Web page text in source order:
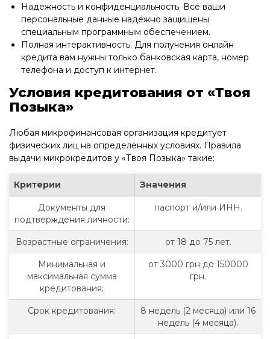
Надежность и конфиденциальность. Все ваши
персональные данные надёжно защищены
специальным программным обеспечением.
Полная интерактивность. Для получения онлайн
кредита вам нужны только банковская карта, номер
телефона и доступ к интернет.
Условия кредитования от «Твоя
Позыка»
Любая микрофинансовая организация кредитует
физических лиц на определённых условиях. Правила
выдачи микрокредитов у «Твоя Позыка» такие:
Критерии Значения
Документы для
подтверждения личности:
паспорт и/или ИНН.
Возрастные ограничения: от 18 до 75 лет.
Минимальная и
максимальная сумма
кредитования:
от 3000 грн до 150000
грн.
Срок кредитования:
8 недель (2 месяца) или 16
недель (4 месяца).